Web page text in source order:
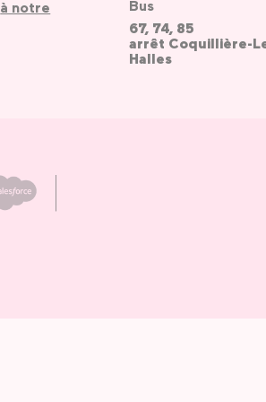
à notre
Bus
67, 74, 85
arrêt Coquillière-
Halles